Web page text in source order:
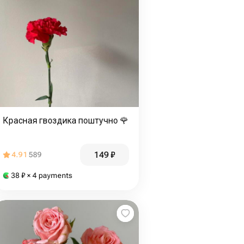
Красная гвоздика поштучно 🌹
4.91 589 149₽
38 ₽ × 4 payments